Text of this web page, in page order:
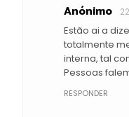
Anónimo
Estão ai a
totalmente
interna, tal
Pessoas
RESPONDER